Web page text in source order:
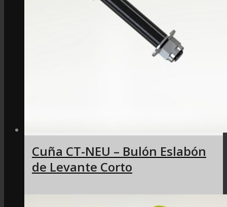
Cuña CT-NEU – Bulón Eslabón
de Levante Corto